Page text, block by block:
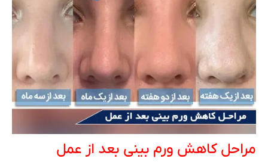
مراحل کاهش ورم بینی بعد از عمل